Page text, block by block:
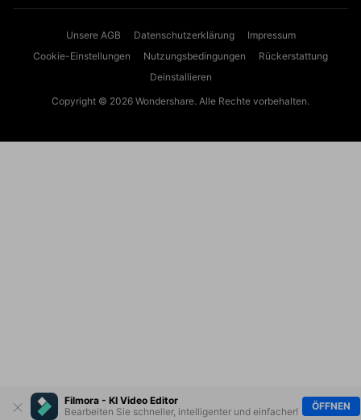
Filmora - KI Video Editor
Bearbeiten Sie schneller, intelligenter und einfacher!
ÖFFNEN
Unsere AGB Datenschutzerklärung
Impressum
Cookie-Einstellungen
Nutzungsbedingungen
Rückerstattung
Deinstallieren
Copyright © 2026 Wondershare. Alle Rechte vorbehalten.